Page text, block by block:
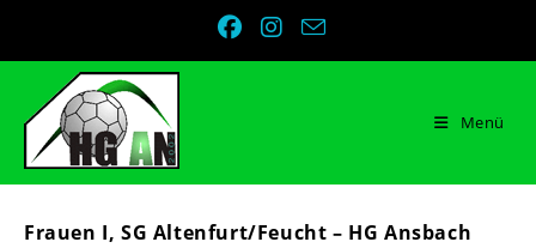
Menü
Frauen I, SG Altenfurt/Feucht – HG Ansbach